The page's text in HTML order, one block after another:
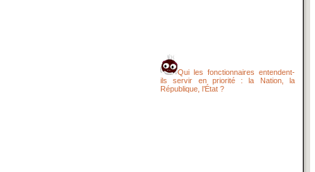
Qui les fonctionnaires entendent-
ils servir en priorité : la Nation, la
République, l’État ?